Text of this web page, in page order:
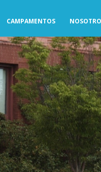
CAMPAMENTOS